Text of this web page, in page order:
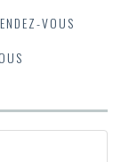
VOUS